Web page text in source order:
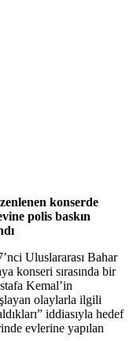
konserde
polis baskın
Uluslararası Bahar
konseri sırasında bir
Kemal’in
olaylarla ilgili
iddiasıyla hedef
evlerine yapılan